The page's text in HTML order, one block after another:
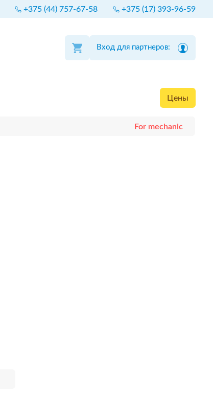
+375 (44) 757-67-58 +375 (17) 393-96-59
Вход для партнеров:
Цены
For mechanic